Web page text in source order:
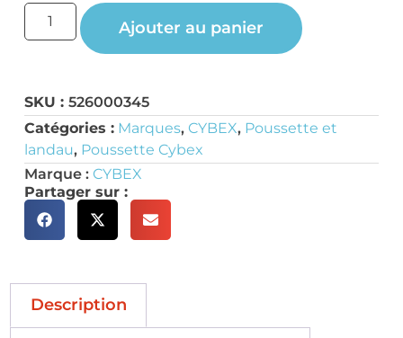
Ajouter au panier
SKU : 526000345
Catégories : Marques, CYBEX, Poussette et
landau, Poussette Cybex
Marque : CYBEX
Partager sur :
Description